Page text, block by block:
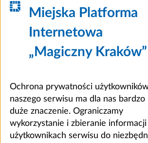
Miejska Platforma
Internetowa
„Magiczny Kraków”
Ochrona prywatności
naszego serwisu ma dla nas bardzo
duże znaczenie. Ograniczamy
wykorzystanie i zbieranie
użytkownikach serwisu do